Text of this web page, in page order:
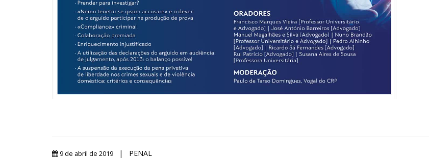
9 de abril de 2019 | PENAL